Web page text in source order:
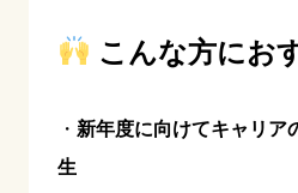
こんな方にお
・ 新年度に向けてキャリア
生